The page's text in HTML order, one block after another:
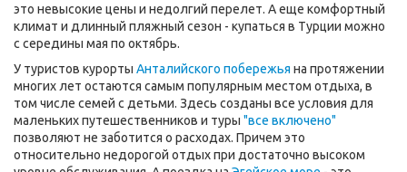
это невысокие цены и недолгий перелет. А еще комфортный
климат и длинный пляжный сезон - купаться в Турции можно
с середины мая по октябрь.
У туристов курорты Анталийского побережья на протяжении
многих лет остаются самым популярным местом отдыха, в
том числе семей с детьми. Здесь созданы все условия для
маленьких путешественников и туры "все включено"
позволяют не заботится о расходах. Причем это
относительно недорогой отдых при достаточно высоком